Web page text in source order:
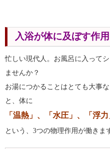
入浴が体に及ぼす作用
忙しい現代人。お風呂に入って
ませんか？
お湯につかることはとても大事
と、体に
「温熱」、「水圧」、「浮力
という、3つの物理作用が働きま